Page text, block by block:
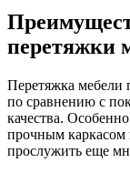
перетяжки
Перетяжка мебели
по сравнению с
качества.
прочным каркасом
прослужить еще